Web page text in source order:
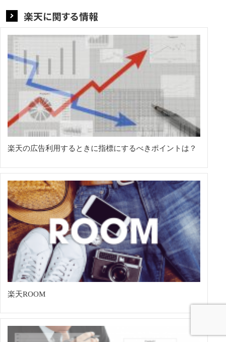
楽天に関する情報
楽天の広告利用するときに指標にするべきポイントは？
楽天ROOM